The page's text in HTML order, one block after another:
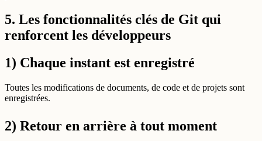
5. Les fonctionnalités clés de Git qui
renforcent les développeurs
1) Chaque instant est enregistré
Toutes les modifications de documents, de code et de projets sont
enregistrées.
2) Retour en arrière à tout moment